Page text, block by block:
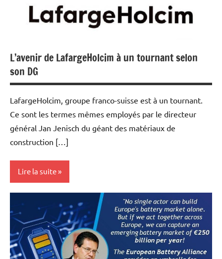
L’avenir de LafargeHolcim à un tournant selon
son DG
LafargeHolcim, groupe franco-suisse est à un tournant.
Ce sont les termes mêmes employés par le directeur
général Jan Jenisch du géant des matériaux de
construction […]
Lire la suite
Actualités
Economie